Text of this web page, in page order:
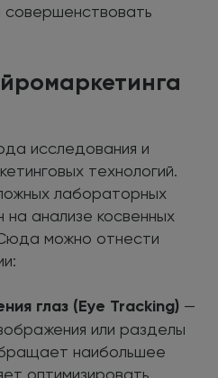
совершенствовать
исследования и
технологий.
лабораторных
на анализе косвенных
можно отнести
глаз (Eye Tracking) —
или разделы
наибольшее
оптимизировать